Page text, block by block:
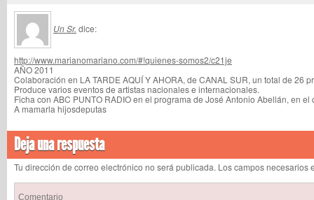
Un Sr. dice:
http://www.marianomariano.com/#!quienes-somos2/c21je
AÑO 2011
Colaboración en LA TARDE AQUÍ Y AHORA, de CANAL SUR, un total de 26
Produce varios eventos de artistas nacionales e internacionales.
Ficha con ABC PUNTO RADIO en el programa de José Antonio Abellán, en
A mamarla hijosdeputas
Deja una respuesta
Tu dirección de correo electrónico no será publicada. Los campos necesarios